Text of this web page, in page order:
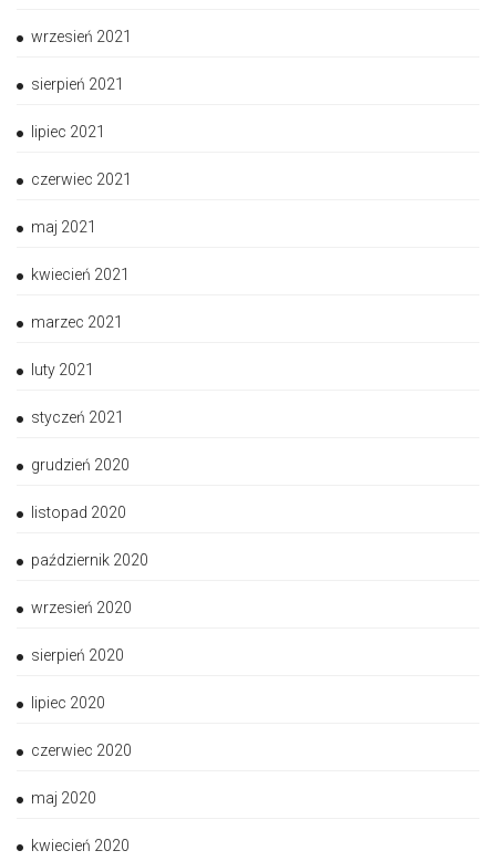
wrzesień 2021
sierpień 2021
lipiec 2021
czerwiec 2021
maj 2021
kwiecień 2021
marzec 2021
luty 2021
styczeń 2021
grudzień 2020
listopad 2020
październik 2020
wrzesień 2020
sierpień 2020
lipiec 2020
czerwiec 2020
maj 2020
kwiecień 2020